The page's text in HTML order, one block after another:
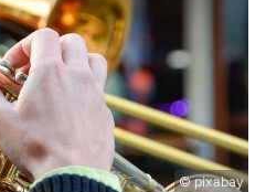
© pixabay